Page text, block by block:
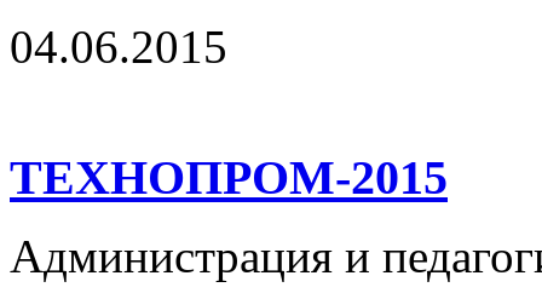
04.06.2015
ТЕХНОПРОМ-2015
Администрация и